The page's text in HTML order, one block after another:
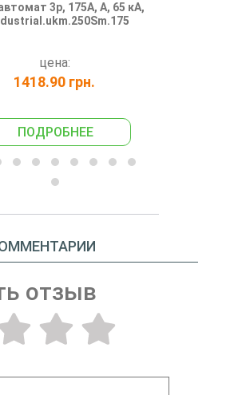
3р, 175А, А, 65 кА,
цена:
1418.90 грн.
ПОДРОБНЕЕ
отзыв